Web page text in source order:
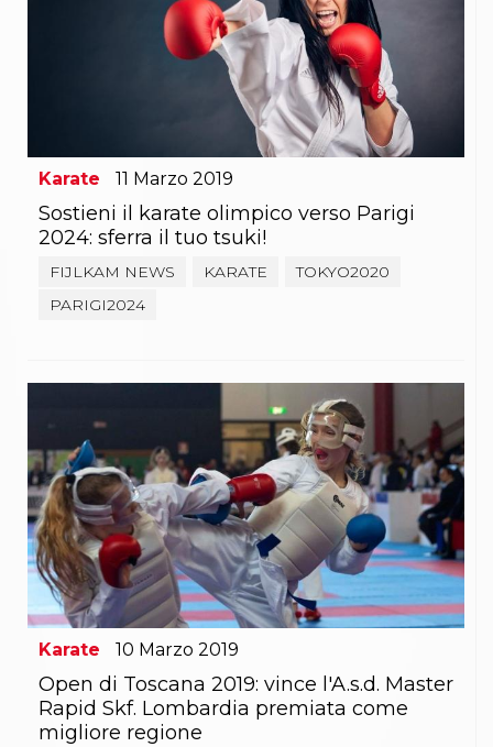
Karate 11 Marzo 2019
Sostieni il karate olimpico verso Parigi
2024: sferra il tuo tsuki!
FIJLKAM NEWS KARATE
TOKYO2020
PARIGI2024
Karate 10 Marzo 2019
Open di Toscana 2019: vince l'A.s.d. Master
Rapid Skf. Lombardia premiata come
migliore regione